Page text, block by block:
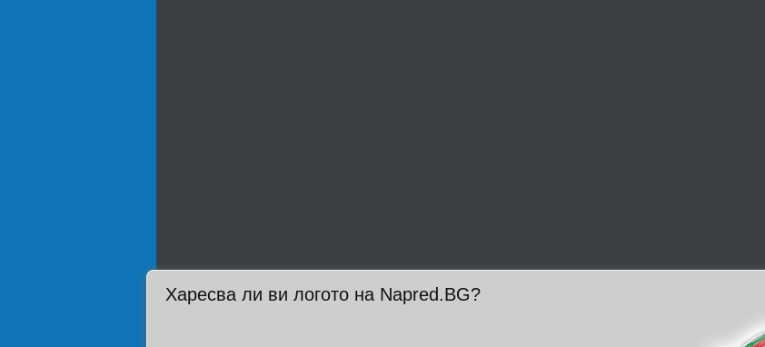
Харесва ли ви логото на Napred.BG?